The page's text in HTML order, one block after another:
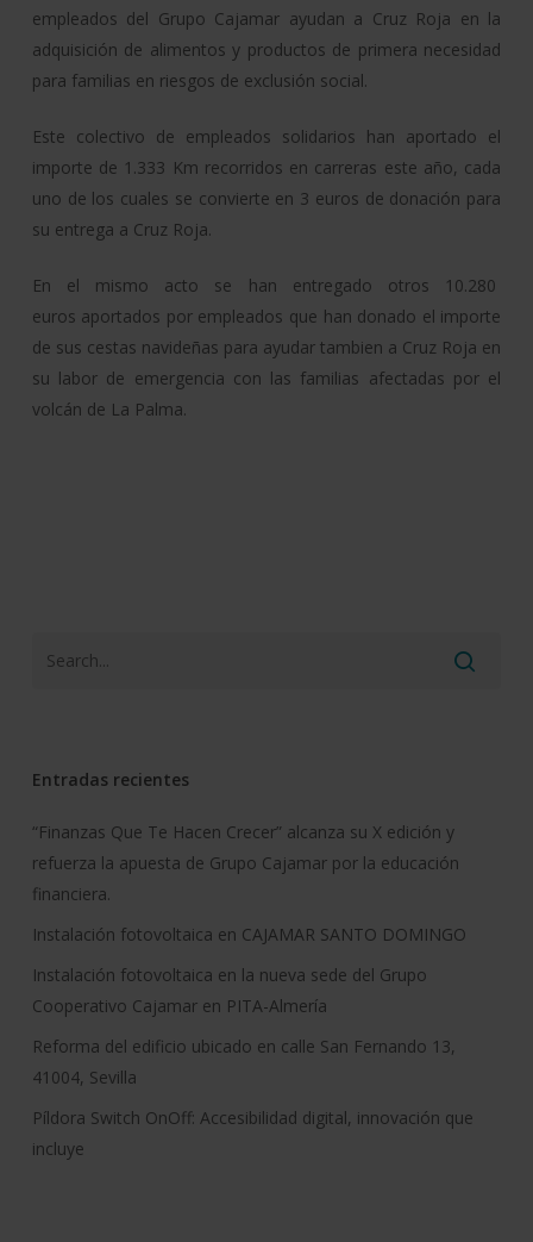
empleados del Grupo Cajamar ayudan a Cruz Roja en la
adquisición de alimentos y productos de primera necesidad
para familias en riesgos de exclusión social.
Este colectivo de empleados solidarios han aportado el
importe de 1.333 Km recorridos en carreras este año, cada
uno de los cuales se convierte en 3 euros de donación para
su entrega a Cruz Roja.
En el mismo acto se han entregado otros 10.280
euros aportados por empleados que han donado el importe
de sus cestas navideñas para ayudar tambien a Cruz Roja en
su labor de emergencia con las familias afectadas por el
volcán de La Palma.
Entradas recientes
“Finanzas Que Te Hacen Crecer” alcanza su X edición y
refuerza la apuesta de Grupo Cajamar por la educación
financiera.
Instalación fotovoltaica en CAJAMAR SANTO DOMINGO
Instalación fotovoltaica en la nueva sede del Grupo
Cooperativo Cajamar en PITA-Almería
Reforma del edificio ubicado en calle San Fernando 13,
41004, Sevilla
Píldora Switch OnOff: Accesibilidad digital, innovación que
incluye